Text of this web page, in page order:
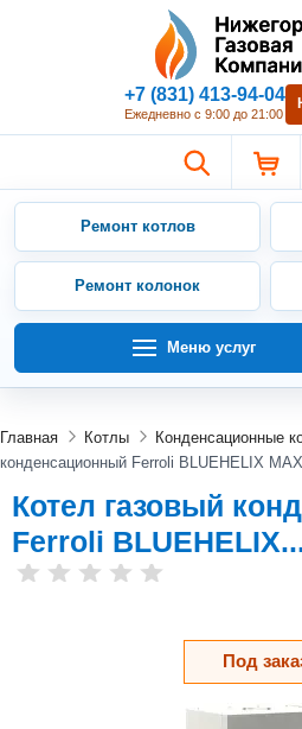
+7 (831) 413-94-04
Ежедневно с 9:00 до 21:00
Ремонт котлов
Ремонт колонок
Меню услуг
Главная Котлы Конденсационные
конденсационный Ferroli BLUEHELIX
Котел газовый
Ferroli
Под